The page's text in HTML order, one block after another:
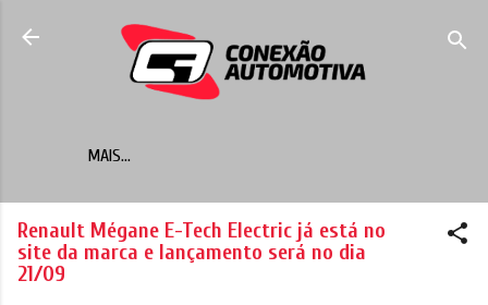
Pular para o conteúdo principal
MAIS…
Renault Mégane E-Tech Electric já está no
site da marca e lançamento será no dia
21/09